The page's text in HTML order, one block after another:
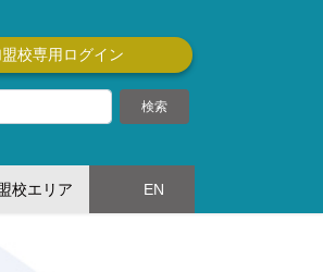
盟校専用ログイン
校エリア EN